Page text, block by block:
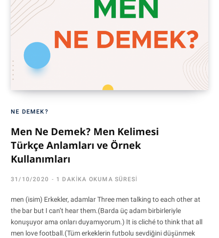
NE DEMEK?
Men Ne Demek? Men Kelimesi
Türkçe Anlamları ve Örnek
Kullanımları
31/10/2020 1 DAKIKA OKUMA SÜRESI
men (isim) Erkekler, adamlar Three men talking to each other at
the bar but I can’t hear them.(Barda üç adam birbirleriyle
konuşuyor ama onları duyamıyorum.) It is cliché to think that all
men love football.(Tüm erkeklerin futbolu sevdiğini düşünmek